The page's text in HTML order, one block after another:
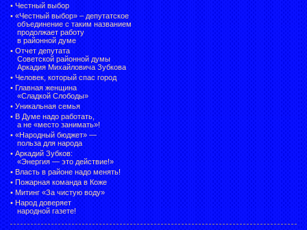
• Честный выбор
• «Честный выбор» – депутатское
объединение с таким названием
продолжает работу
в районной думе
• Отчет депутата
Советской районной думы
Аркадия Михайловича Зубкова
• Человек, который спас город
• Главная женщина
«Сладкой Слободы»
• Уникальная семья
• В Думе надо работать,
а не «место занимать»!
• «Народный бюджет» —
польза для народа
• Аркадий Зубков:
«Энергия — это действие!»
• Власть в районе надо менять!
• Пожарная команда в Коже
• Митинг «За чистую воду»
• Народ доверяет
народной газете!